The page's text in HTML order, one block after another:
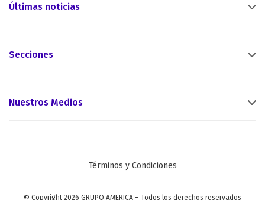
Últimas noticias
Secciones
Nuestros Medios
Términos y Condiciones
© Copyright 2026 GRUPO AMERICA – Todos los derechos reservados